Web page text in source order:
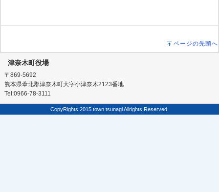
ページの先頭へ
津奈木町役場
〒869-5692
熊本県葦北郡津奈木町大字小津奈木2123番地
Tel:0966-78-3111
CopyRights 2015 town tsunagi Allrights Reserved.